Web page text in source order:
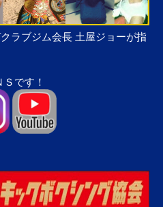
ラブジム会長 土屋ジョーが指
です！